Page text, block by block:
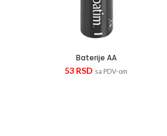
Baterije AA
53 RSD sa PDV-om